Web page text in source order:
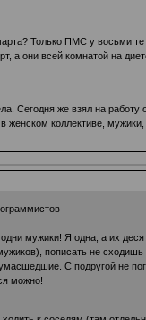
Только ПМС у восьми
а они всей комнатой на
Сегодня же взял на
женском коллективе,
мужики! Я одна, а их
пописать не
С подругой не
можно!